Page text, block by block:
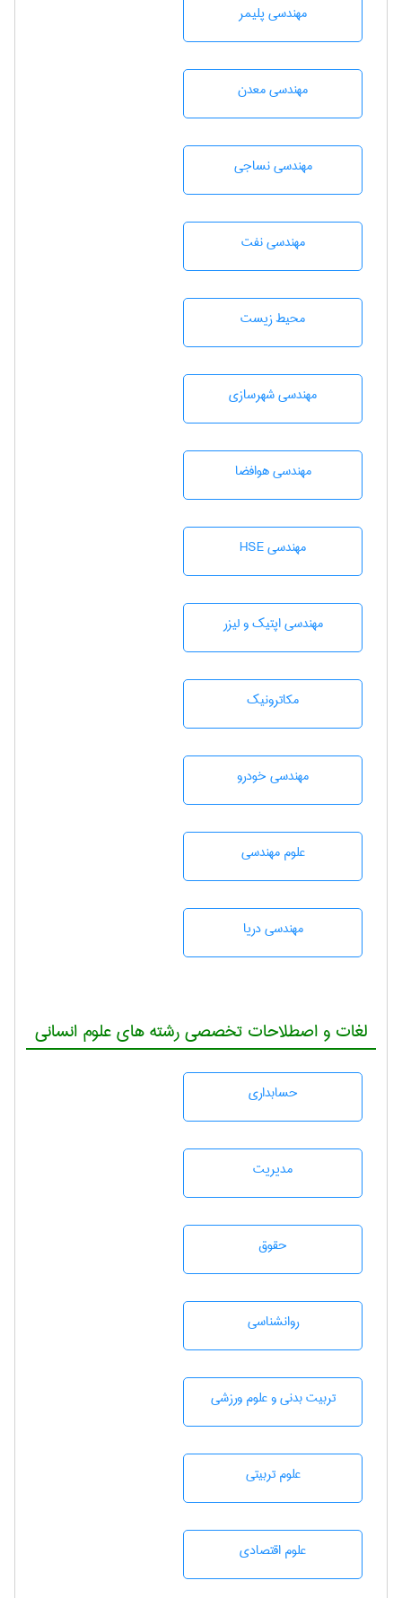
مهندسی پليمر
مهندسی معدن
مهندسي نساجی
مهندسی نفت
محيط زيست
مهندسی شهرسازی
مهندسی هوافضا
مهندسی HSE
مهندسی اپتیک و لیزر
مکاترونیک
مهندسی خودرو
علوم مهندسی
مهندسی دریا
لغات و اصطلاحات تخصصی رشته های علوم انسانی
حسابداری
مديريت
حقوق
روانشناسی
تربيت بدنی و علوم ورزشی
علوم تربيتی
علوم اقتصادی